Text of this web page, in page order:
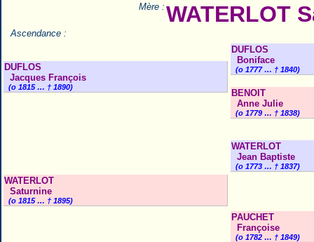
Mère : WATERLOT
DUFLOS
Jacques François
(o 1815 … † 1890)
DUFLOS
Boniface
(o 1777 … † 1840)
BENOIT
Anne Julie
(o 1779 … † 1838)
WATERLOT
Saturnine
(o 1815 … † 1895)
WATERLOT
Jean Baptiste
(o 1773 … † 1837)
PAUCHET
Françoise
(o 1782 … † 1849)
Ascendance :